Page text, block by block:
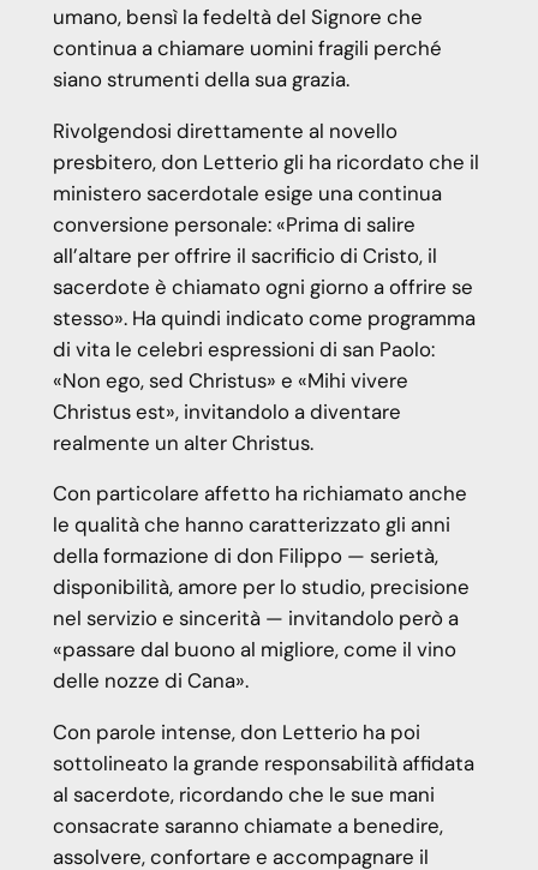
umano, bensì la fedeltà del Signore che
continua a chiamare uomini fragili perché
siano strumenti della sua grazia.
Rivolgendosi direttamente al novello
presbitero, don Letterio gli ha ricordato che il
ministero sacerdotale esige una continua
conversione personale: «Prima di salire
all’altare per offrire il sacrificio di Cristo, il
sacerdote è chiamato ogni giorno a offrire se
stesso». Ha quindi indicato come programma
di vita le celebri espressioni di san Paolo:
«Non ego, sed Christus» e «Mihi vivere
Christus est», invitandolo a diventare
realmente un alter Christus.
Con particolare affetto ha richiamato anche
le qualità che hanno caratterizzato gli anni
della formazione di don Filippo — serietà,
disponibilità, amore per lo studio, precisione
nel servizio e sincerità — invitandolo però a
«passare dal buono al migliore, come il vino
delle nozze di Cana».
Con parole intense, don Letterio ha poi
sottolineato la grande responsabilità affidata
al sacerdote, ricordando che le sue mani
consacrate saranno chiamate a benedire,
assolvere, confortare e accompagnare il